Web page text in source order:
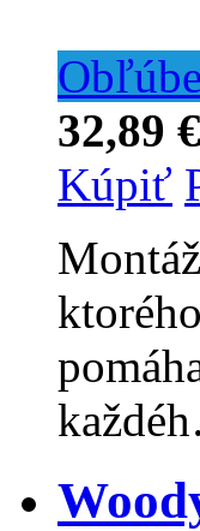
32,89 €
Kúpiť